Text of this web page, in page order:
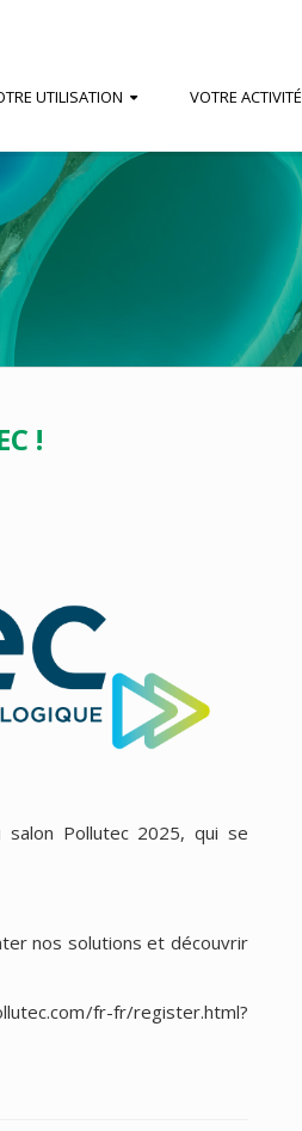
UTILISATION VOTRE ACTIVITÉ
!
Pollutec 2025, qui se
nos solutions et découvrir
fr-fr/register.html?